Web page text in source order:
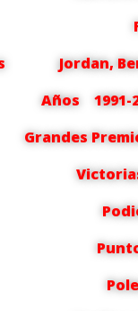
Jordan,
Años 1991-
Grandes